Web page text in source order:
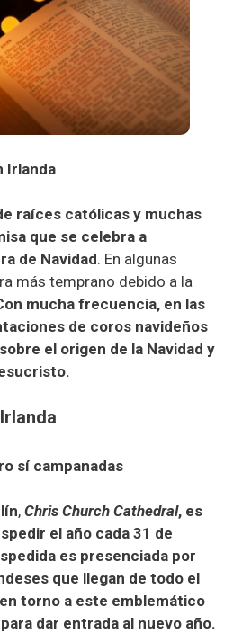
Irlanda
raíces católicas y muchas
que se celebra a
de Navidad. En algunas
más temprano debido a la
mucha frecuencia, en las
de coros navideños
el origen de la Navidad y
sí campanadas
, Chris Church Cathedral, es
el año cada 31 de
es presenciada por
que llegan de todo el
torno a este emblemático
dar entrada al nuevo año.